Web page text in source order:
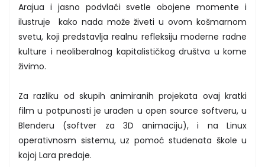
Arajua i jasno podvlaći svetle obojene momente i
ilustruje kako nada može živeti u ovom košmarnom
svetu, koji predstavlja realnu refleksiju moderne radne
kulture i neoliberalnog kapitalističkog društva u kome
živimo.
Za razliku od skupih animiranih projekata ovaj kratki
film u potpunosti je urađen u open source softveru, u
Blenderu (softver za 3D animaciju), i na Linux
operativnosm sistemu, uz pomoć studenata škole u
kojoj Lara predaje.